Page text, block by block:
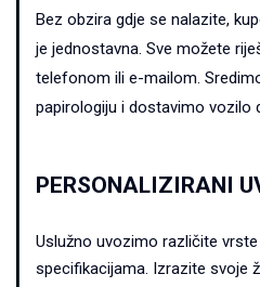
Bez obzira gdje se nalazite,
je jednostavna. Sve možete
telefonom ili e-mailom.
papirologiju i dostavimo vozilo
PERSONALIZIRANI
Uslužno uvozimo različite
specifikacijama. Izrazite svoje